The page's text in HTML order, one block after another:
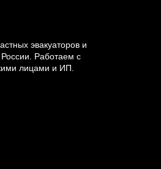
эвакуаторов и
Работаем с
лицами и ИП.